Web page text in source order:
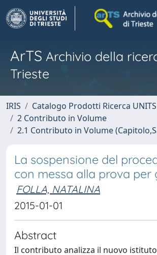
ArTS Archivio della
Trieste
IRIS
Catalogo Prodotti Ricerca UNITS
2 Contributo in Volume
2.1 Contributo in Volume
La sospensione del
con messa alla prova per
FOLLA, NATALINA
2015-01-01
Abstract
Il contributo analizza il nuovo